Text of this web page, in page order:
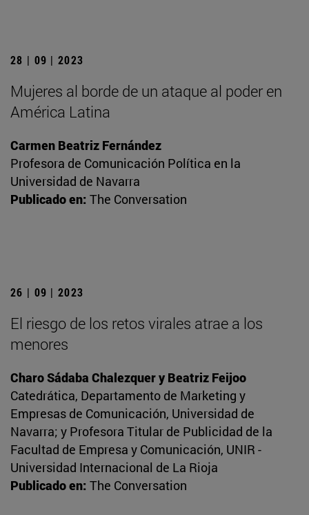
28 | 09 | 2023
Mujeres al borde de un ataque al poder en
América Latina
Carmen Beatriz Fernández
Profesora de Comunicación Política en la
Universidad de Navarra
Publicado en: The Conversation
26 | 09 | 2023
El riesgo de los retos virales atrae a los
menores
Charo Sádaba Chalezquer y Beatriz Feijoo
Catedrática, Departamento de Marketing y
Empresas de Comunicación, Universidad de
Navarra; y Profesora Titular de Publicidad de la
Facultad de Empresa y Comunicación, UNIR -
Universidad Internacional de La Rioja
Publicado en: The Conversation